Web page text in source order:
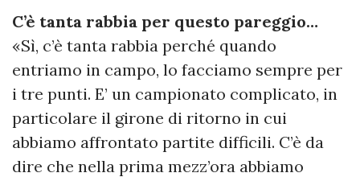
C’è tanta rabbia per questo pareggio…
«Sì, c’è tanta rabbia perché quando
entriamo in campo, lo facciamo sempre per
i tre punti. E’ un campionato complicato, in
particolare il girone di ritorno in cui
abbiamo affrontato partite difficili. C’è da
dire che nella prima mezz’ora abbiamo